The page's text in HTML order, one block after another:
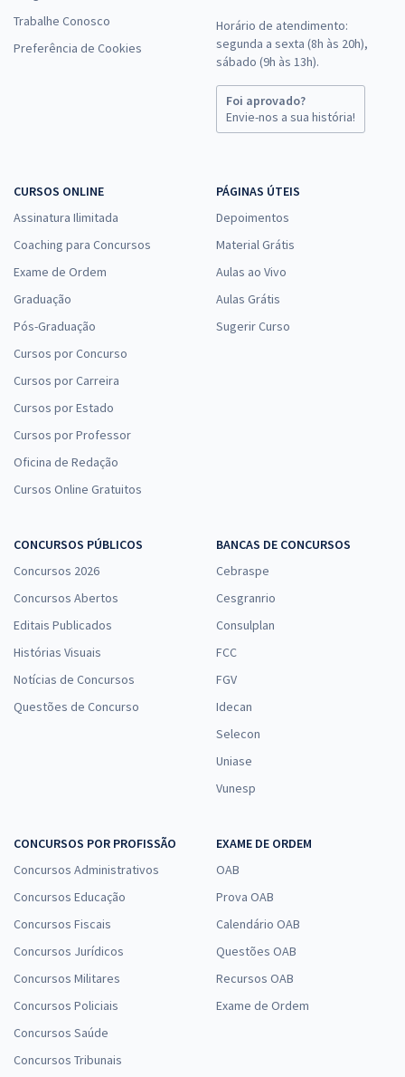
Trabalhe Conosco
Preferência de Cookies
Horário de atendimento:
segunda a sexta (8h às 20h),
sábado (9h às 13h).
Foi aprovado?
Envie-nos a sua história!
CURSOS ONLINE
Assinatura Ilimitada
Coaching para Concursos
Exame de Ordem
Graduação
Pós-Graduação
Cursos por Concurso
Cursos por Carreira
Cursos por Estado
Cursos por Professor
Oficina de Redação
Cursos Online Gratuitos
PÁGINAS ÚTEIS
Depoimentos
Material Grátis
Aulas ao Vivo
Aulas Grátis
Sugerir Curso
CONCURSOS PÚBLICOS
Concursos 2026
Concursos Abertos
Editais Publicados
Histórias Visuais
Notícias de Concursos
Questões de Concurso
BANCAS DE CONCURSOS
Cebraspe
Cesgranrio
Consulplan
FCC
FGV
Idecan
Selecon
Uniase
Vunesp
CONCURSOS POR PROFISSÃO
Concursos Administrativos
Concursos Educação
Concursos Fiscais
Concursos Jurídicos
Concursos Militares
Concursos Policiais
Concursos Saúde
Concursos Tribunais
EXAME DE ORDEM
OAB
Prova OAB
Calendário OAB
Questões OAB
Recursos OAB
Exame de Ordem